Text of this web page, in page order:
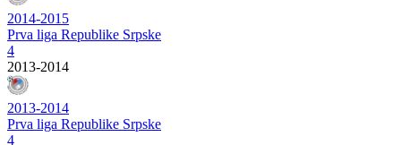
2014-2015
Prva liga Republike Srpske
4
2013-2014
2013-2014
Prva liga Republike Srpske
4